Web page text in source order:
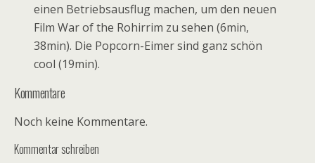
einen Betriebsausflug machen, um den neuen
Film War of the Rohirrim zu sehen (6min,
38min). Die Popcorn-Eimer sind ganz schön
cool (19min).
Kommentare
Noch keine Kommentare.
Kommentar schreiben